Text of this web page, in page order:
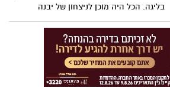
בליגה. הכל היה מוכן לניצחון של יבנה
בפתיחת העונה, אך בקעת הירדן באה לעבוד
הודו: "חייבים להתחזק"